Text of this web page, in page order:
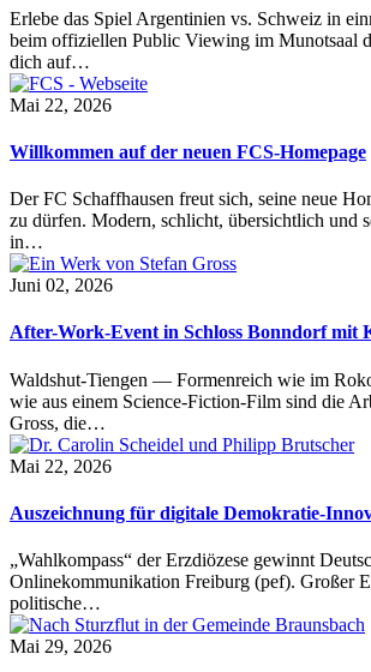
Erlebe das Spiel Argentinien vs. Schweiz in
beim offiziellen Public Viewing im Munotsaal
dich auf…
Mai 22, 2026
Willkommen auf der neuen FCS-Homepage
Der FC Schaffhausen freut sich, seine neue
zu dürfen. Modern, schlicht, übersichtlich und
in…
Juni 02, 2026
After-Work-Event in Schloss Bonndorf mit
Waldshut-Tiengen — Formenreich wie im
wie aus einem Science-Fiction-Film sind die
Gross, die…
Mai 22, 2026
Auszeichnung für digitale Demokratie-
„Wahlkompass“ der Erzdiözese gewinnt
Onlinekommunikation Freiburg (pef). Großer
politische…
Mai 29, 2026